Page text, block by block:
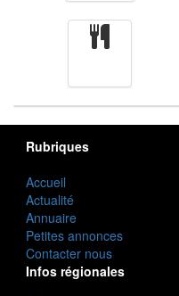
Rubriques
Accueil
Actualité
Annuaire
Petites annonces
Contacter nous
Infos régionales